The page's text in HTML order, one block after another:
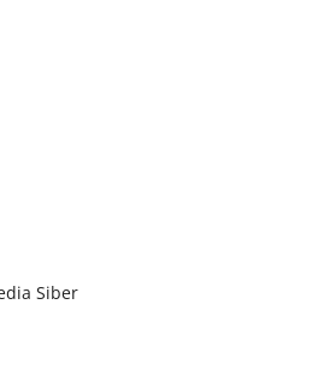
Siber